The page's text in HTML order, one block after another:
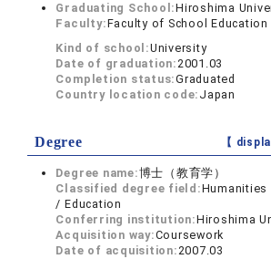
Graduating School:Hiroshima
Faculty:Faculty of School Education
Kind of school:University
Date of graduation:2001.03
Completion status:Graduated
Country location code: Japan
Degree 【
Degree name:博士（教育学）
Classified degree field:Humanities
/ Education
Conferring institution:Hiroshima
Acquisition way:Coursework
Date of acquisition:2007.03